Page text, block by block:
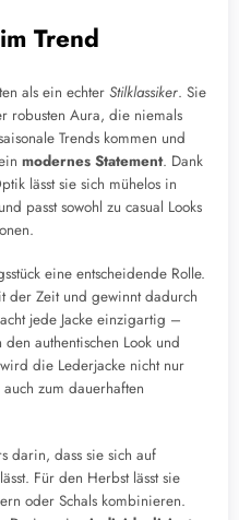
Trend
als ein echter Stilklassiker. Sie
robusten Aura, die niemals
Trends kommen und
modernes Statement. Dank
lässt sie sich mühelos in
passt sowohl zu casual Looks
eine entscheidende Rolle.
der Zeit und gewinnt dadurch
jede Jacke einzigartig –
authentischen Look und
die Lederjacke nicht nur
zum dauerhaften
darin, dass sie sich auf
Für den Herbst lässt sie
oder Schals kombinieren.